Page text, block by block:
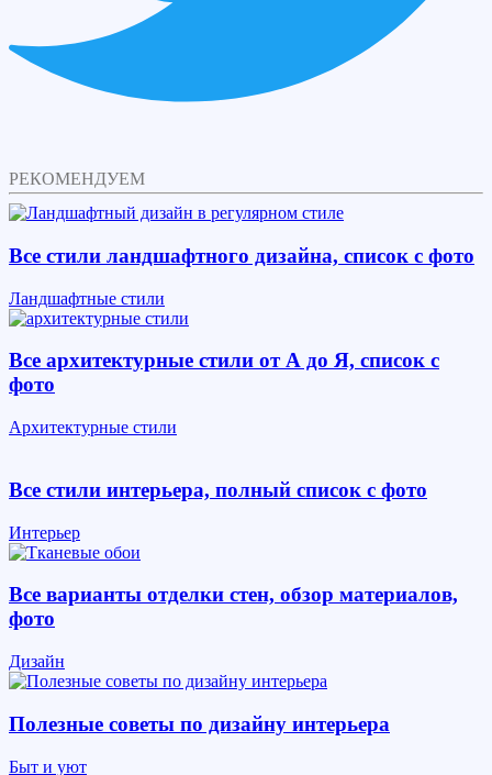
РЕКОМЕНДУЕМ
Все стили ландшафтного дизайна, список с фото
Ландшафтные стили
Все архитектурные стили от А до Я, список с
фото
Архитектурные стили
Все стили интерьера, полный список с фото
Интерьер
Все варианты отделки стен, обзор материалов,
фото
Дизайн
Полезные советы по дизайну интерьера
Быт и уют